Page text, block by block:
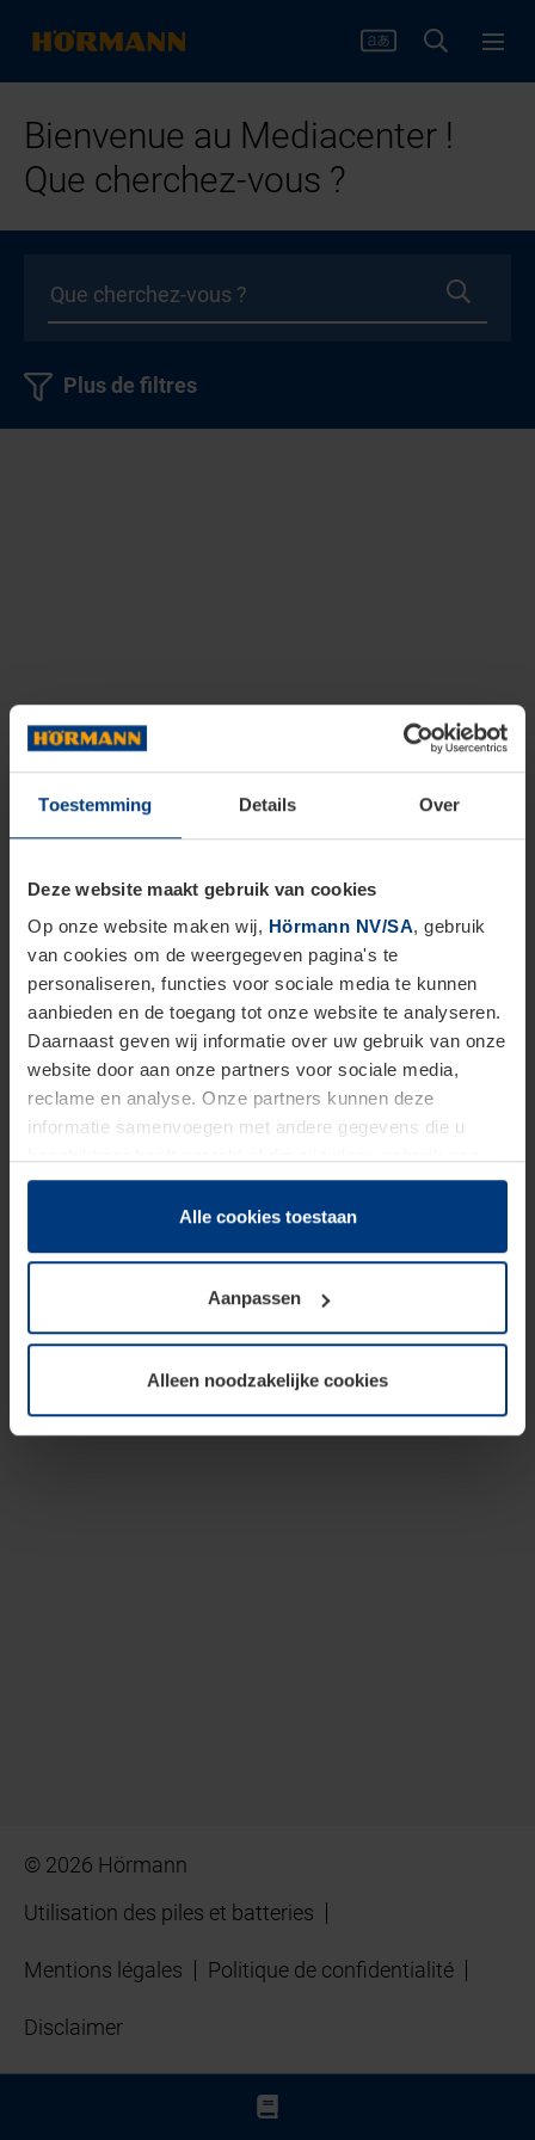
Toestemming Details Over
Deze website maakt gebruik van cookies
Op onze website maken wij, Hörmann NV/SA, gebruik
van cookies om de weergegeven pagina's te
personaliseren, functies voor sociale media te kunnen
aanbieden en de toegang tot onze website te analyseren.
Daarnaast geven wij informatie over uw gebruik van onze
website door aan onze partners voor sociale media,
reclame en analyse. Onze partners kunnen deze
informatie samenvoegen met andere gegevens die u
hun diensten hebben verzameld.
Juridisch hebben wij het recht om cookies op uw
van deze pagina's absoluut vereist is. Voor alle andere
soorten cookies is uw toestemming benodigd. Uw
toestemming kunt u op elk moment bij de uitleg van de
wijzigen of herroepen.
Alle cookies toestaan
Aanpassen
Alleen noodzakelijke cookies
Bienvenue au Mediacenter !
Que cherchez-vous ?
Plus de filtres
© 2026 Hörmann
Utilisation des piles et batteries
Mentions légales Politique de confidentialité
Disclaimer